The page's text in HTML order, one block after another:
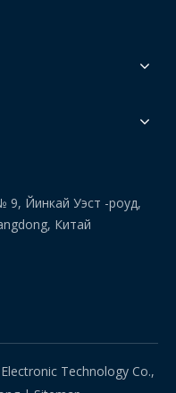
9, Йинкай Уэст -роуд,
Китай
Technology Co.,